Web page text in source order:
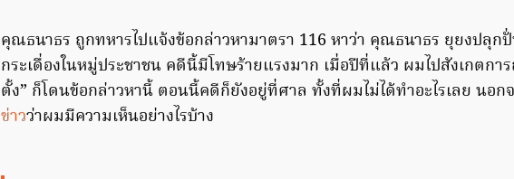
คุณธนาธร ถูกทหารไปแจ้งข้อกล่าวหามาตรา 116 หาว่า คุณธนาธร ยุยงปลุก
กระเดื่องในหมู่ประชาชน คดีนี้มีโทษร้ายแรงมาก เมื่อปีที่แล้ว ผมไปสังเกตกา
ตั้ง” ก็โดนข้อกล่าวหานี้ ตอนนี้คดีก็ยังอยู่ที่ศาล ทั้งที่ผมไม่ได้ทำอะไรเลย นอ
ข่าวว่าผมมีความเห็นอย่างไรบ้าง